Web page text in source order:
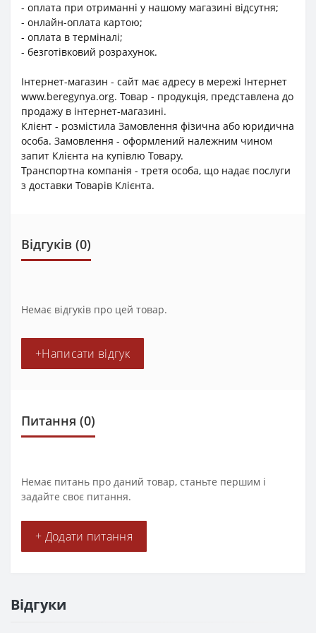
- оплата при отриманні у нашому магазині відсутня;
- онлайн-оплата картою;
- оплата в терміналі;
- безготівковий розрахунок.
Інтернет-магазин - сайт має адресу в мережі Інтернет
www.beregynya.org. Товар - продукція, представлена до
продажу в інтернет-магазині.
Клієнт - розмістила Замовлення фізична або юридична
особа. Замовлення - оформлений належним чином
запит Клієнта на купівлю Товару.
Транспортна компанія - третя особа, що надає послуги
з доставки Товарів Клієнта.
Відгуків (0)
Немає відгуків про цей товар.
+Написати відгук
Питання (0)
Немає питань про даний товар, станьте першим і
задайте своє питання.
+ Додати питання
Відгуки